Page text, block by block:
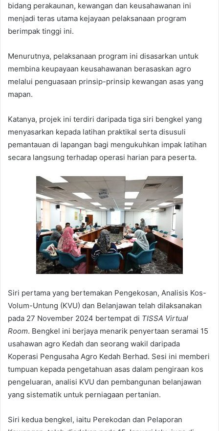
bidang perakaunan, kewangan dan keusahawanan ini
menjadi teras utama kejayaan pelaksanaan program
berimpak tinggi ini.
Menurutnya, pelaksanaan program ini disasarkan untuk
membina keupayaan keusahawanan berasaskan agro
melalui penguasaan prinsip-prinsip kewangan asas yang
mapan.
Katanya, projek ini terdiri daripada tiga siri bengkel yang
menyasarkan kepada latihan praktikal serta disusuli
pemantauan di lapangan bagi mengukuhkan impak latihan
secara langsung terhadap operasi harian para peserta.
Siri pertama yang bertemakan Pengekosan, Analisis Kos-
Volum-Untung (KVU) dan Belanjawan telah dilaksanakan
pada 27 November 2024 bertempat di TISSA Virtual
Room. Bengkel ini berjaya menarik penyertaan seramai 15
usahawan agro Kedah dan seorang wakil daripada
Koperasi Pengusaha Agro Kedah Berhad. Sesi ini memberi
tumpuan kepada pengetahuan asas dalam pengiraan kos
pengeluaran, analisi KVU dan pembangunan belanjawan
yang sistematik untuk perniagaan pertanian.
Siri kedua bengkel, iaitu Perekodan dan Pelaporan